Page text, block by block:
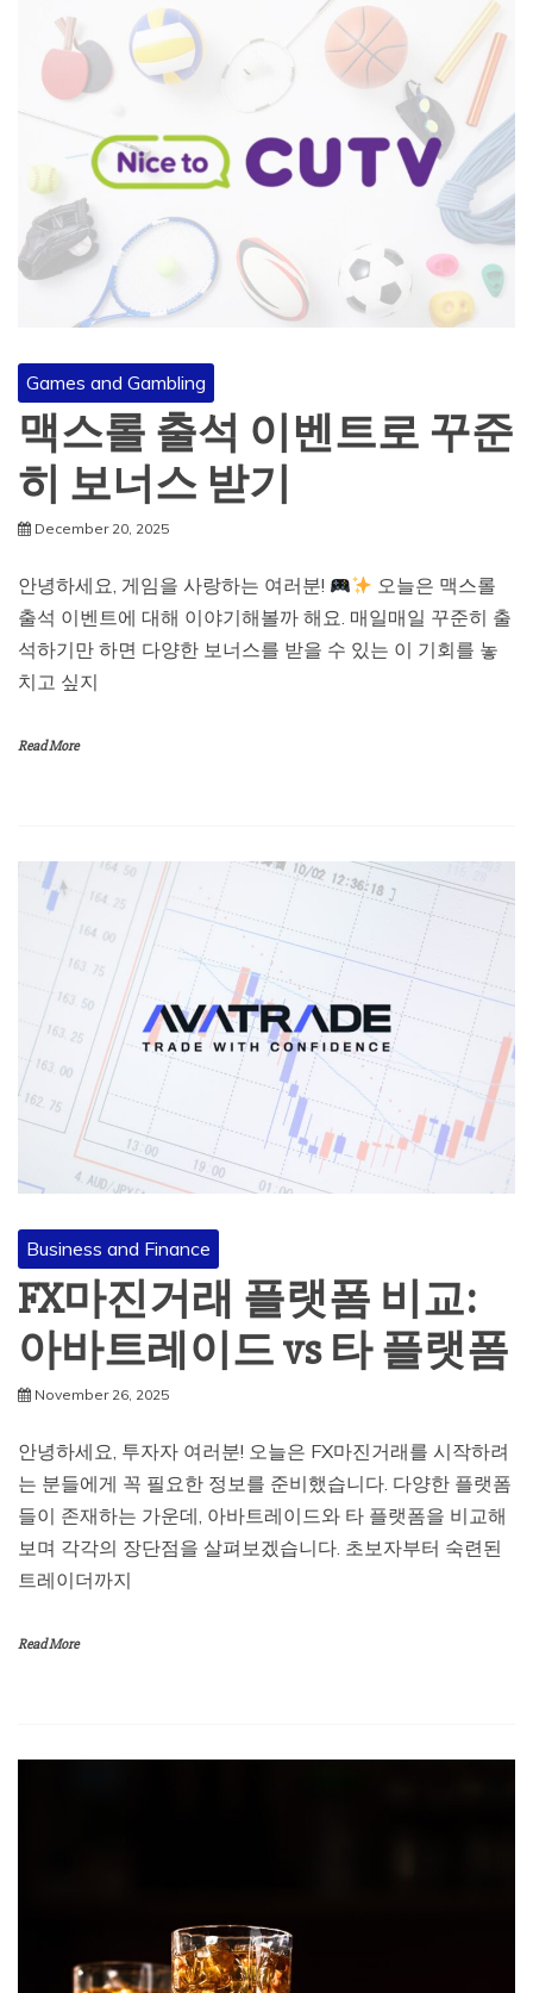
Games and Gambling
맥스롤 출석 이벤트로 꾸준
히 보너스 받기
December 20, 2025
안녕하세요, 게임을 사랑하는 여러분!
오늘은 맥스롤
출석 이벤트에 대해 이야기해볼까 해요. 매일매일 꾸준히 출
석하기만 하면 다양한 보너스를 받을 수 있는 이 기회를 놓
치고 싶지
Read More
Business and Finance
FX마진거래 플랫폼 비교:
아바트레이드 vs 타 플랫폼
November 26, 2025
안녕하세요, 투자자 여러분! 오늘은 FX마진거래를 시작하려
는 분들에게 꼭 필요한 정보를 준비했습니다. 다양한 플랫폼
들이 존재하는 가운데, 아바트레이드와 타 플랫폼을 비교해
보며 각각의 장단점을 살펴보겠습니다. 초보자부터 숙련된
트레이더까지
Read More